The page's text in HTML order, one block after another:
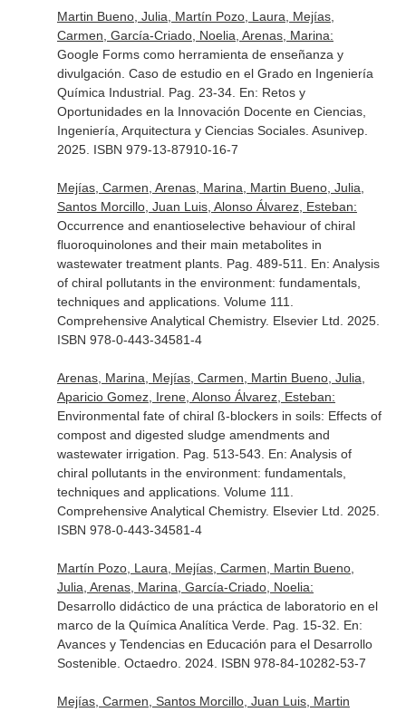
Martin Bueno, Julia, Martín Pozo, Laura, Mejías,
Carmen, García-Criado, Noelia, Arenas, Marina:
Google Forms como herramienta de enseñanza y
divulgación. Caso de estudio en el Grado en Ingeniería
Química Industrial. Pag. 23-34. En: Retos y
Oportunidades en la Innovación Docente en Ciencias,
Ingeniería, Arquitectura y Ciencias Sociales. Asunivep.
2025. ISBN 979-13-87910-16-7
Mejías, Carmen, Arenas, Marina, Martin Bueno, Julia,
Santos Morcillo, Juan Luis, Alonso Álvarez, Esteban:
Occurrence and enantioselective behaviour of chiral
fluoroquinolones and their main metabolites in
wastewater treatment plants. Pag. 489-511. En: Analysis
of chiral pollutants in the environment: fundamentals,
techniques and applications. Volume 111.
Comprehensive Analytical Chemistry. Elsevier Ltd. 2025.
ISBN 978-0-443-34581-4
Arenas, Marina, Mejías, Carmen, Martin Bueno, Julia,
Aparicio Gomez, Irene, Alonso Álvarez, Esteban:
Environmental fate of chiral ß-blockers in soils: Effects of
compost and digested sludge amendments and
wastewater irrigation. Pag. 513-543. En: Analysis of
chiral pollutants in the environment: fundamentals,
techniques and applications. Volume 111.
Comprehensive Analytical Chemistry. Elsevier Ltd. 2025.
ISBN 978-0-443-34581-4
Martín Pozo, Laura, Mejías, Carmen, Martin Bueno,
Julia, Arenas, Marina, García-Criado, Noelia:
Desarrollo didáctico de una práctica de laboratorio en el
marco de la Química Analítica Verde. Pag. 15-32. En:
Avances y Tendencias en Educación para el Desarrollo
Sostenible. Octaedro. 2024. ISBN 978-84-10282-53-7
Mejías, Carmen, Santos Morcillo, Juan Luis, Martin